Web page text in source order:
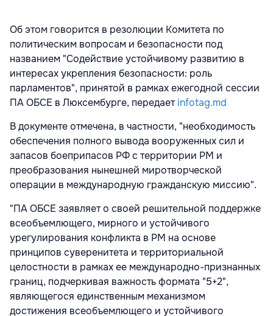
Об этом говорится в резолюции Комитета по
политическим вопросам и безопасности под
названием "Содействие устойчивому развитию в
интересах укрепления безопасности: роль
парламентов", принятой в рамках ежегодной сессии
ПА ОБСЕ в Люксембурге, передаетinfotag.md
В документе отмечена, в частности, "необходимость
обеспечения полного вывода вооруженных сил и
запасов боеприпасов РФ с территории РМ и
преобразования нынешней миротворческой
операции в международную гражданскую миссию".
"ПА ОБСЕ заявляет о своей решительной поддержке
всеобъемлющего, мирного и устойчивого
урегулирования конфликта в РМ на основе
принципов суверенитета и территориальной
целостности в рамках ее международно-признанных
границ, подчеркивая важность формата "5+2",
являющегося единственным механизмом
достижения всеобъемлющего и устойчивого